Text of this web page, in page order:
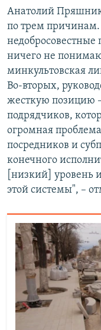
Анатолий
по трем причинам.
ничего не
минкультовская
Во-вторых,
жесткую позицию
подрядчиков,
огромная
посредников и
конечного
[низкий] уровень
этой системы", –